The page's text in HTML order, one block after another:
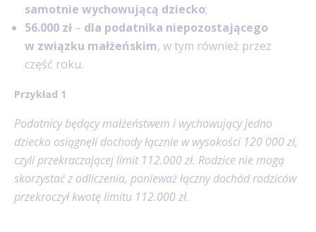
samotnie wychowującą dziecko;
56.000 zł – dla podatnika niepozostającego
w związku małżeńskim, w tym również przez
część roku.
Przykład 1
Podatnicy będący małżeństwem i wychowujący jedno
dziecko osiągnęli dochody łącznie w wysokości 120 000 zł,
czyli przekraczającej limit 112.000 zł. Rodzice nie mogą
skorzystać z odliczenia, ponieważ łączny dochód rodziców
przekroczył kwotę limitu 112.000 zł.